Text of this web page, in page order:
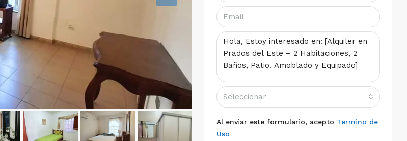
Seleccionar
Al enviar este formulario, acepto Termino de
Uso